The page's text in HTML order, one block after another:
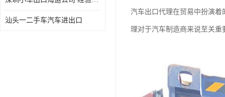
汕头一二手车汽车进出口
汽车出口代理在贸易中扮演
理对于汽车制造商来说至关